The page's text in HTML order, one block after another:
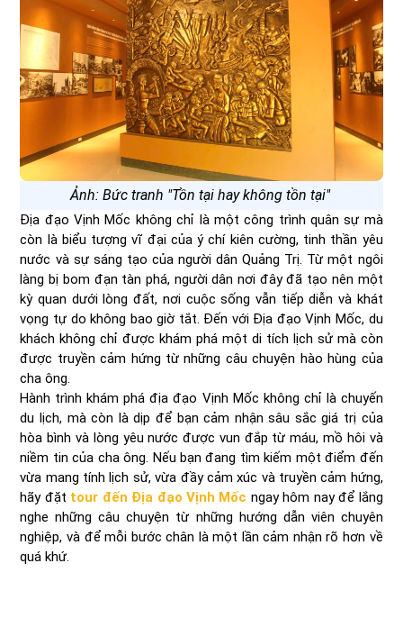
Ảnh: Bức tranh "Tồn tại hay không tồn tại"
Địa đạo Vịnh Mốc không chỉ là một công trình quân sự mà
còn là biểu tượng vĩ đại của ý chí kiên cường, tinh thần yêu
nước và sự sáng tạo của người dân Quảng Trị. Từ một ngôi
làng bị bom đạn tàn phá, người dân nơi đây đã tạo nên một
kỳ quan dưới lòng đất, nơi cuộc sống vẫn tiếp diễn và khát
vọng tự do không bao giờ tắt. Đến với Địa đạo Vịnh Mốc, du
khách không chỉ được khám phá một di tích lịch sử mà còn
được truyền cảm hứng từ những câu chuyện hào hùng của
cha ông.
Hành trình khám phá địa đạo Vịnh Mốc không chỉ là chuyến
du lịch, mà còn là dịp để bạn cảm nhận sâu sắc giá trị của
hòa bình và lòng yêu nước được vun đắp từ máu, mồ hôi và
niềm tin của cha ông. Nếu bạn đang tìm kiếm một điểm đến
vừa mang tính lịch sử, vừa đầy cảm xúc và truyền cảm hứng,
hãy đặt tour đến Địa đạo Vịnh Mốc ngay hôm nay để lắng
nghe những câu chuyện từ những hướng dẫn viên chuyên
nghiệp, và để mỗi bước chân là một lần cảm nhận rõ hơn về
quá khứ.